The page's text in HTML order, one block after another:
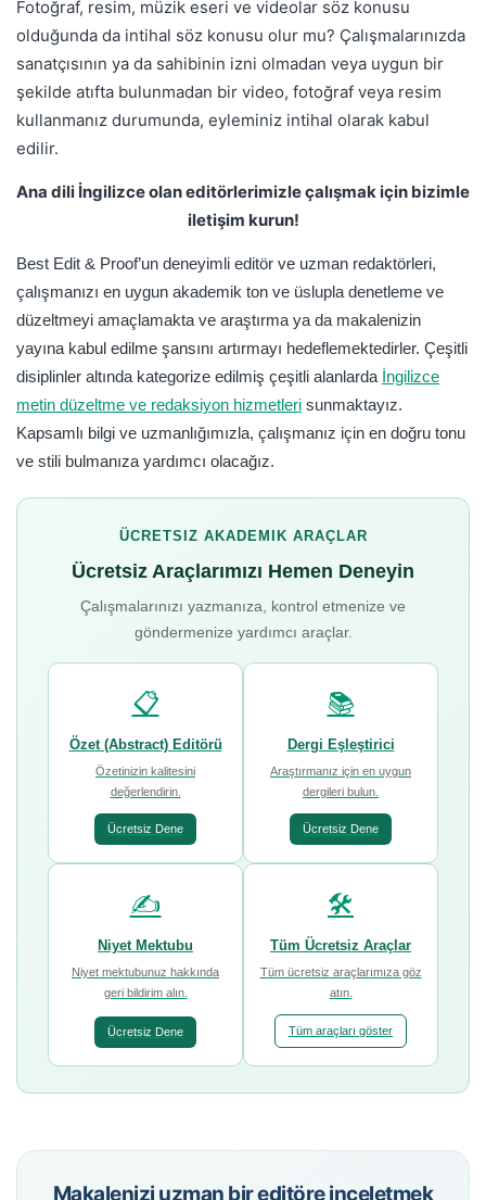
Fotoğraf, resim, müzik eseri ve videolar söz konusu
olduğunda da intihal söz konusu olur mu? Çalışmalarınızda
sanatçısının ya da sahibinin izni olmadan veya uygun bir
şekilde atıfta bulunmadan bir video, fotoğraf veya resim
kullanmanız durumunda, eyleminiz intihal olarak kabul
edilir.
Ana dili İngilizce olan editörlerimizle çalışmak için bizimle
iletişim kurun!
Best Edit & Proof’un deneyimli editör ve uzman redaktörleri,
çalışmanızı en uygun akademik ton ve üslupla denetleme ve
düzeltmeyi amaçlamakta ve araştırma ya da makalenizin
yayına kabul edilme şansını artırmayı hedeflemektedirler. Çeşitli
disiplinler altında kategorize edilmiş çeşitli alanlarda İngilizce
metin düzeltme ve redaksiyon hizmetleri sunmaktayız.
Kapsamlı bilgi ve uzmanlığımızla, çalışmanız için en doğru tonu
ve stili bulmanıza yardımcı olacağız.
ÜCRETSIZ AKADEMIK ARAÇLAR
Ücretsiz Araçlarımızı Hemen Deneyin
Çalışmalarınızı yazmanıza, kontrol etmenize ve
göndermenize yardımcı araçlar.
📋
Özet (Abstract) Editörü
Özetinizin kalitesini
değerlendirin.
Ücretsiz Dene
📚
Dergi Eşleştirici
Araştırmanız için en uygun
dergileri bulun.
Ücretsiz Dene
✍️
Niyet Mektubu
Niyet mektubunuz hakkında
geri bildirim alın.
Ücretsiz Dene
🛠️
Tüm Ücretsiz Araçlar
Tüm ücretsiz araçlarımıza göz
atın.
Tüm araçları göster
Makalenizi uzman bir editöre inceletmek